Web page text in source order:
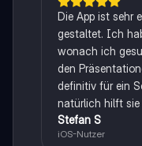
Die App ist sehr
gestaltet. Ich
wonach ich
den
definitiv für ein
natürlich hilft
Stefan S
iOS-Nutzer